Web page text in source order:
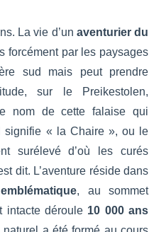
La vie d’un aventurier du
forcément par les paysages
sud mais peut prendre
sur le Preikestolen,
nom de cette falaise qui
signifie « la Chaire », ou le
surélevé d’où les curés
dit. L’aventure réside dans
, au sommet
intacte déroule 10 000 ans